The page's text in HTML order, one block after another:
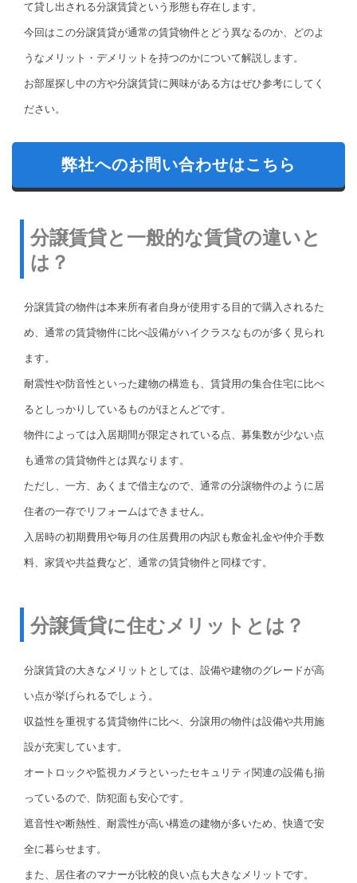
て貸し出される分譲賃貸という形態も存在します。
今回はこの分譲賃貸が通常の賃貸物件とどう異なるのか、どのよ
うなメリット・デメリットを持つのかについて解説します。
お部屋探し中の方や分譲賃貸に興味がある方はぜひ参考にしてく
ださい。
弊社へのお問い合わせはこちら
分譲賃貸と一般的な賃貸の違いと
は？
分譲賃貸の物件は本来所有者自身が使用する目的で購入されるた
め、通常の賃貸物件に比べ設備がハイクラスなものが多く見られ
ます。
耐震性や防音性といった建物の構造も、賃貸用の集合住宅に比べ
るとしっかりしているものがほとんどです。
物件によっては入居期間が限定されている点、募集数が少ない点
も通常の賃貸物件とは異なります。
ただし、一方、あくまで借主なので、通常の分譲物件のように居
住者の一存でリフォームはできません。
入居時の初期費用や毎月の住居費用の内訳も敷金礼金や仲介手数
料、家賃や共益費など、通常の賃貸物件と同様です。
分譲賃貸に住むメリットとは？
分譲賃貸の大きなメリットとしては、設備や建物のグレードが高
い点が挙げられるでしょう。
収益性を重視する賃貸物件に比べ、分譲用の物件は設備や共用施
設が充実しています。
オートロックや監視カメラといったセキュリティ関連の設備も揃
っているので、防犯面も安心です。
遮音性や断熱性、耐震性が高い構造の建物が多いため、快適で安
全に暮らせます。
また、居住者のマナーが比較的良い点も大きなメリットです。